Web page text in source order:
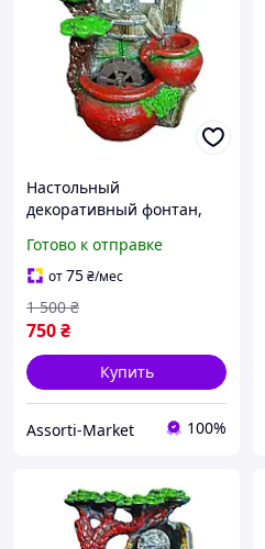
Настольный
декоративный фонтан,
воздуха 20х14х12см
Готово к отправке
от75₴/мес
750₴
1 500 ₴
Купить
Assorti-Market 100%